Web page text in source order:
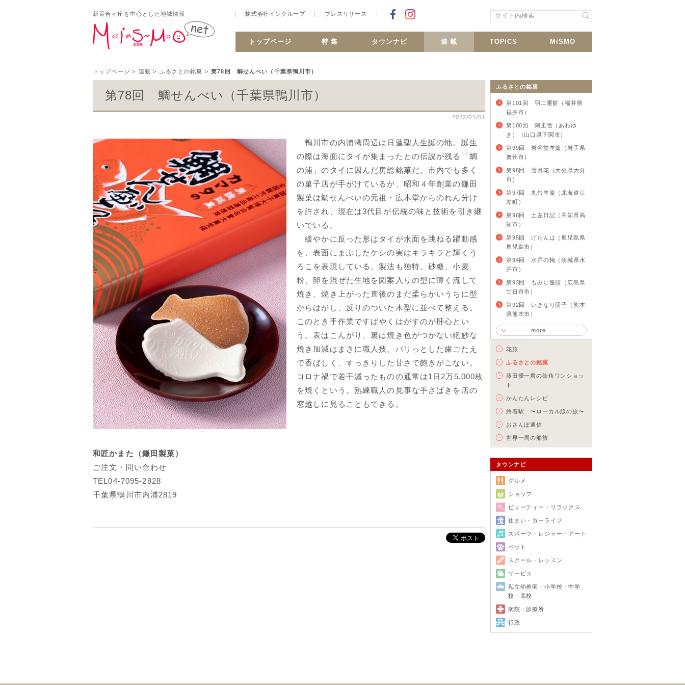
新百合ヶ丘を中心とした地域情報 株式会社インクルーブ プレスリリース Facebookでシェア
トップページ 特 集 タウンナビ 連 載 TOPICS MiSMO
トップページ > 連載 > ふるさとの銘菓 > 第78回 鯛せんべい（千葉県鴨川市）
ふるさとの銘菓
第101回 羽二重餅（福井県
福井市）
第100回 阿王雪（あわゆ
き）（山口県下関市）
第99回 岩谷堂羊羹（岩手県
奥州市）
第98回 雪月花（大分県大分
市）
第97回 丸缶羊羹（北海道江
差町）
第96回 土左日記（高知県高
知市）
第95回 げたんは（鹿児島県
鹿児島市）
第94回 水戸の梅（茨城県水
戸市）
第93回 もみじ饅頭（広島県
廿日市市）
第92回 いきなり団子（熊本
県熊本市）
more...
花旅
ふるさとの銘菓
藤田優一君の街角ワンショッ
ト
かんたんレシピ
終着駅 〜ローカル線の旅〜
おさんぽ通信
世界一周の船旅
タウンナビ
グルメ
ショップ
ビューティー・リラックス
住まい・カーライフ
スポーツ・レジャー・アート
ペット
スクール・レッスン
サービス
私立幼稚園・小学校・中学
校・高校
病院・診療所
行政
第78回 鯛せんべい（千葉県鴨川市）
2022/01/01
和匠かまた（鎌田製菓）
ご注文・問い合わせ
TEL04-7095-2828
千葉県鴨川市内浦2819
鴨川市の内浦湾周辺は日蓮聖人生誕の地。誕生
の際は海面にタイが集まったとの伝説が残る「鯛
の浦」のタイに因んだ房総銘菓だ。市内でも多く
の菓子店が手がけているが、昭和４年創業の鎌田
製菓は鯛せんべいの元祖・広木堂からのれん分け
を許され、現在は3代目が伝統の味と技術を引き継
いでいる。
緩やかに反った形はタイが水面を跳ねる躍動感
を、表面にまぶしたケシの実はキラキラと輝くう
ろこを表現している。製法も独特。砂糖、小麦
粉、卵を混ぜた生地を図案入りの型に薄く流して
焼き、焼き上がった直後のまだ柔らかいうちに型
からはがし、反りのついた木型に並べて整える。
このとき手作業ですばやくはがすのが肝心とい
う。表はこんがり、裏は焼き色がつかない絶妙な
焼き加減はまさに職人技。パリっとした歯ごたえ
で香ばしく、すっきりした甘さで飽きがこない。
コロナ禍で若干減ったものの通常は1日2万5,000枚
を焼くという。熟練職人の見事な手さばきを店の
窓越しに見ることもできる。